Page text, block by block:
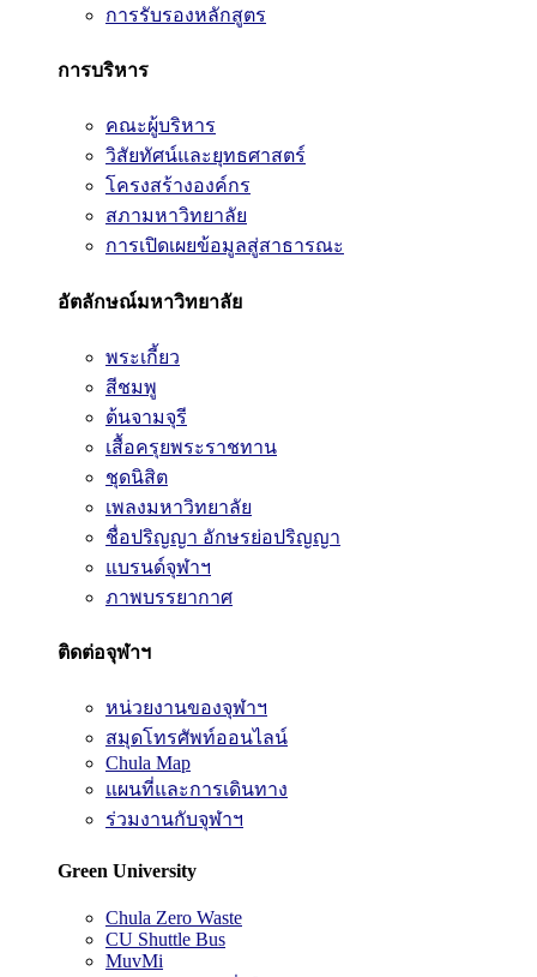
การรับรองหลักสูตร
การบริหาร
คณะผู้บริหาร
วิสัยทัศน์และยุทธศาสตร์
โครงสร้างองค์กร
สภามหาวิทยาลัย
การเปิดเผยข้อมูลสู่สาธารณะ
อัตลักษณ์มหาวิทยาลัย
พระเกี้ยว
สีชมพู
ต้นจามจุรี
เสื้อครุยพระราชทาน
ชุดนิสิต
เพลงมหาวิทยาลัย
ชื่อปริญญา อักษรย่อปริญญา
แบรนด์จุฬาฯ
ภาพบรรยากาศ
ติดต่อจุฬาฯ
หน่วยงานของจุฬาฯ
สมุดโทรศัพท์ออนไลน์
Chula Map
แผนที่และการเดินทาง
ร่วมงานกับจุฬาฯ
Green University
Chula Zero Waste
CU Shuttle Bus
MuvMi